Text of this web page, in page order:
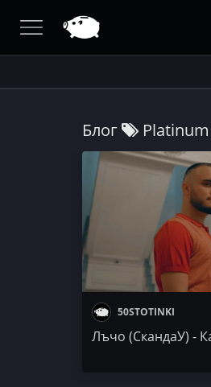
Блог
50STOTINKI
Лъчо (СкандаУ) -